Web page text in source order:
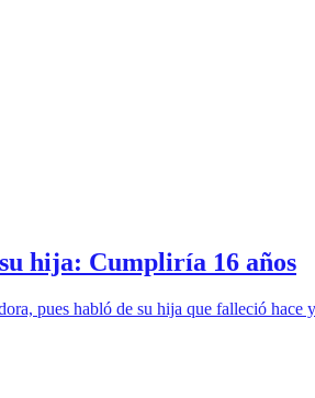
hija: Cumpliría 16 años
pues habló de su hija que falleció hace